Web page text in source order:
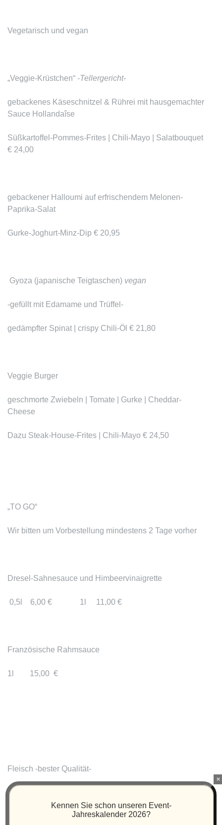
Vegetarisch und vegan
„Veggie-Krüstchen“ -Tellergericht-
gebackenes Käseschnitzel & Rührei mit hausgemachter
Sauce Hollandaîse
Süßkartoffel-Pommes-Frites | Chili-Mayo | Salatbouquet
€ 24,00
gebackener Halloumi auf erfrischendem Melonen-
Paprika-Salat
Gurke-Joghurt-Minz-Dip € 20,95
Gyoza (japanische Teigtaschen) vegan
-gefüllt mit Edamame und Trüffel-
gedämpfter Spinat | crispy Chili-Öl € 21,80
Veggie Burger
geschmorte Zwiebeln | Tomate | Gurke | Cheddar-
Cheese
Dazu Steak-House-Frites | Chili-Mayo € 24,50
„TO GO“
Wir bitten um Vorbestellung mindestens 2 Tage vorher
Dresel-Sahnesauce und Himbeervinaigrette
0,5l 6,00 € 1l 11,00 €
Französische Rahmsauce
1l 15,00 €
Fleisch -bester Qualität-
Kennen Sie schon unseren Event-
Jahreskalender 2026?
×